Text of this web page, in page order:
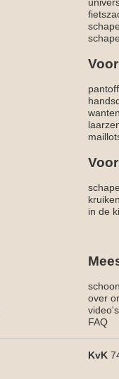
wanten
in de
over
video's
FAQ
KvK